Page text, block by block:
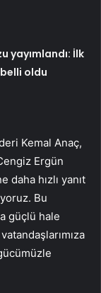
yayımlandı: İlk
oldu
Kemal Anaç,
Ergün
daha hızlı yanıt
Bu
güçlü hale